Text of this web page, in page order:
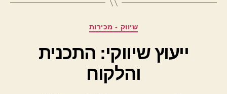
קטגוריות
שיווק - מכירות
ייעוץ שיווקי: התכנית
והלקוח